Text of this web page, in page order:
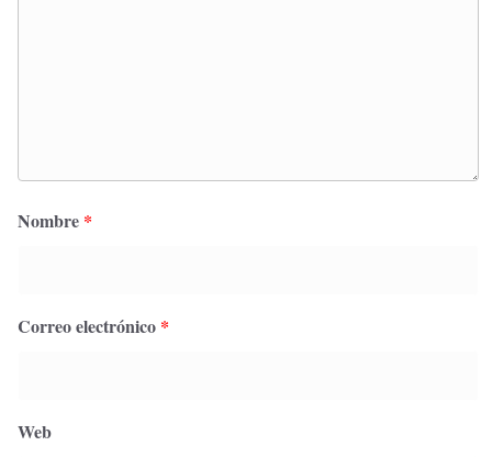
Nombre *
Correo electrónico *
Web